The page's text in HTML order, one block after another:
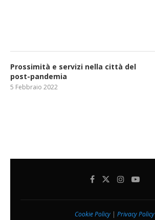
Prossimità e servizi nella città del
post-pandemia
5 Febbraio 2022
Cookie Policy | Privacy Policy